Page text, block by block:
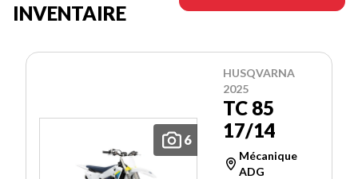
INVENTAIRE
6
HUSQVARNA
2025
TC 85
17/14
Mécanique
ADG